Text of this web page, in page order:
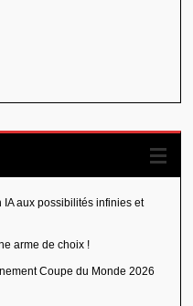
aux possibilités infinies et
arme de choix !
Coupe du Monde 2026